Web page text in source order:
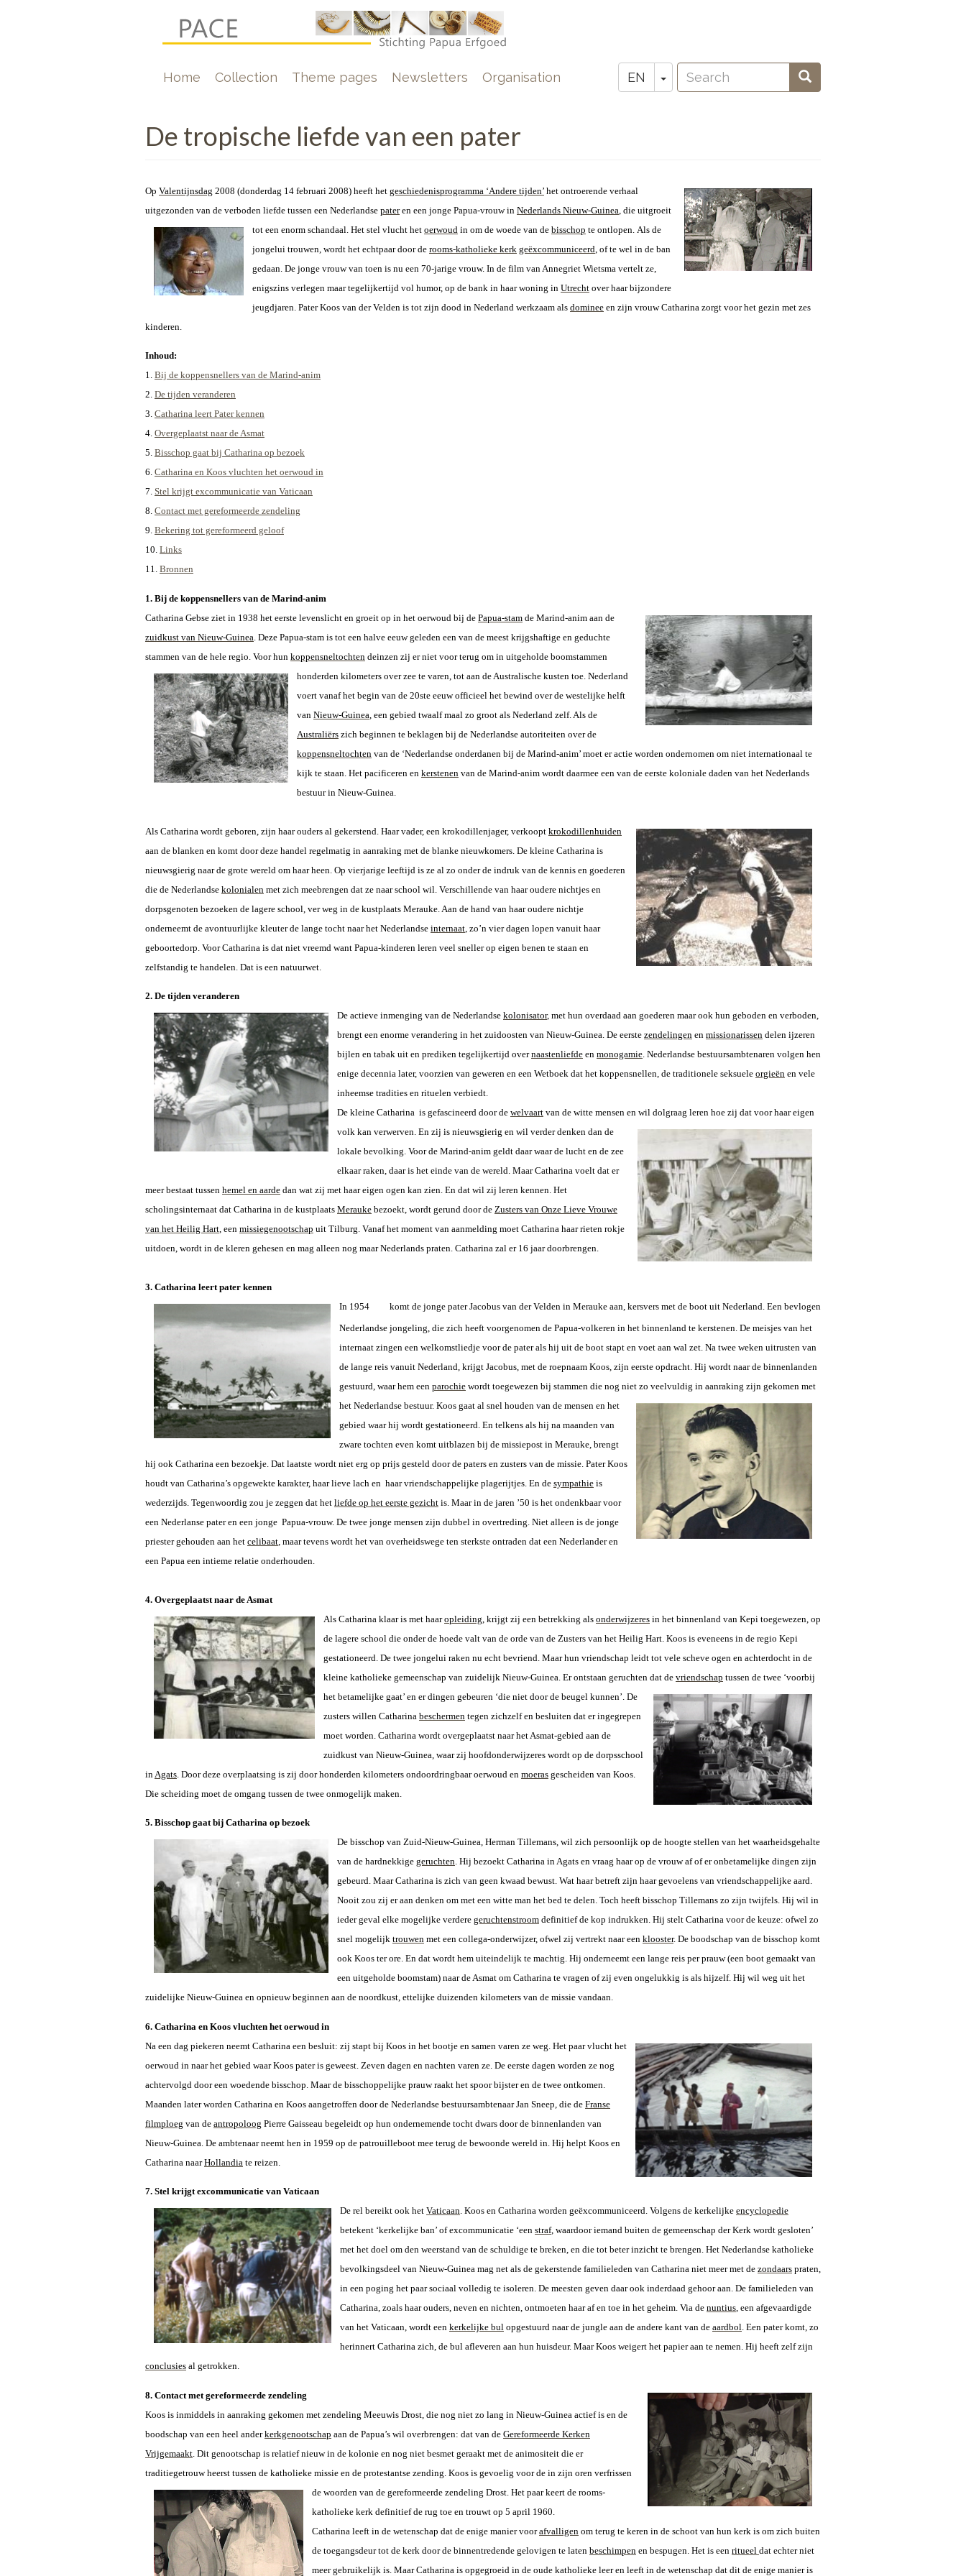
EN Toggle Dropdown
Zoeken
Search Search
Hoofdnavigatie
Home Collection Theme pages Newsletters Organisation
De tropische liefde van een pater
Op Valentijnsdag 2008 (donderdag 14 februari 2008) heeft het geschiedenisprogramma ‘Andere tijden’ het ontroerende verhaal
uitgezonden van de verboden liefde tussen een Nederlandse pateren een jonge Papua-vrouw in Nederlands Nieuw-Guinea , die uitgroeit
tot een enorm schandaal. Het stel vlucht het oerwoud in om de woede van de bisschop te ontlopen. Als de
jongelui trouwen, wordt het echtpaar door de rooms-katholieke kerk geëxcommuniceerd , of te wel in de ban
gedaan. De jonge vrouw van toen is nu een 70-jarige vrouw. In de film van Annegriet Wietsma vertelt ze,
enigszins verlegen maar tegelijkertijd vol humor, op de bank in haar woning in Utrecht over haar bijzondere
jeugdjaren. Pater Koos van der Velden is tot zijn dood in Nederland werkzaam als dominee en zijn vrouw Catharina zorgt voor het gezin met zes
kinderen.
Inhoud:
1. Bij de koppensnellers van de Marind-anim
2. De tijden veranderen
3. Catharina leert Pater kennen
4. Overgeplaatst naar de Asmat
5. Bisschop gaat bij Catharina op bezoek
6. Catharina en Koos vluchten het oerwoud in
7. Stel krijgt excommunicatie van Vaticaan
8. Contact met gereformeerde zendeling
9. Bekering tot gereformeerd geloof
10. Links
11. Bronnen
1. Bij de koppensnellers van de Marind-anim
Catharina Gebse ziet in 1938 het eerste levenslicht en groeit op in het oerwoud bij de Papua-stam de Marind-anim aan de
zuidkust van Nieuw-Guinea . Deze Papua-stam is tot een halve eeuw geleden een van de meest krijgshaftige en geduchte
stammen van de hele regio. Voor hun koppensneltochten deinzen zij er niet voor terug om in uitgeholde boomstammen
honderden kilometers over zee te varen, tot aan de Australische kusten toe. Nederland
voert vanaf het begin van de 20ste eeuw officieel het bewind over de westelijke helft
van Nieuw-Guinea , een gebied twaalf maal zo groot als Nederland zelf. Als de
Australiërs zich beginnen te beklagen bij de Nederlandse autoriteiten over de
koppensneltochten van de ‘Nederlandse onderdanen bij de Marind-anim’ moet er actie worden ondernomen om niet internationaal te
kijk te staan. Het pacificeren en kerstenen van de Marind-anim wordt daarmee een van de eerste koloniale daden van het Nederlands
bestuur in Nieuw-Guinea.
Als Catharina wordt geboren, zijn haar ouders al gekerstend. Haar vader, een krokodillenjager, verkoopt krokodillenhuiden
aan de blanken en komt door deze handel regelmatig in aanraking met de blanke nieuwkomers. De kleine Catharina is
nieuwsgierig naar de grote wereld om haar heen. Op vierjarige leeftijd is ze al zo onder de indruk van de kennis en goederen
die de Nederlandse kolonialen met zich meebrengen dat ze naar school wil. Verschillende van haar oudere nichtjes en
dorpsgenoten bezoeken de lagere school, ver weg in de kustplaats Merauke. Aan de hand van haar oudere nichtje
onderneemt de avontuurlijke kleuter de lange tocht naar het Nederlandse internaat , zo’n vier dagen lopen vanuit haar
geboortedorp. Voor Catharina is dat niet vreemd want Papua-kinderen leren veel sneller op eigen benen te staan en
zelfstandig te handelen. Dat is een natuurwet.
2. De tijden veranderen
De actieve inmenging van de Nederlandse kolonisator, met hun overdaad aan goederen maar ook hun geboden en verboden,
brengt een enorme verandering in het zuidoosten van Nieuw-Guinea. De eerste zendelingen en missionarissen delen ijzeren
bijlen en tabak uit en prediken tegelijkertijd overnaastenliefde en monogamie. Nederlandse bestuursambtenaren volgen hen
enige decennia later, voorzien van geweren en een Wetboek dat het koppensnellen, de traditionele seksuele orgieën en vele
inheemse tradities en rituelen verbiedt.
De kleine Catharina is gefascineerd door de welvaart van de witte mensen en wil dolgraag leren hoe zij dat voor haar eigen
volk kan verwerven. En zij is nieuwsgierig en wil verder denken dan de
lokale bevolking. Voor de Marind-anim geldt daar waar de lucht en de zee
elkaar raken, daar is het einde van de wereld. Maar Catharina voelt dat er
meer bestaat tussen hemel en aarde dan wat zij met haar eigen ogen kan zien. En dat wil zij leren kennen. Het
scholingsinternaat dat Catharina in de kustplaats Merauke bezoekt, wordt gerund door de Zusters van Onze Lieve Vrouwe
van het Heilig Hart, een missiegenootschap uit Tilburg. Vanaf het moment van aanmelding moet Catharina haar rieten rokje
uitdoen, wordt in de kleren gehesen en mag alleen nog maar Nederlands praten. Catharina zal er 16 jaar doorbrengen.
3. Catharina leert pater kennen
In 1954
komt de jonge pater Jacobus van der Velden in Merauke aan, kersvers met de boot uit Nederland. Een bevlogen
Nederlandse jongeling, die zich heeft voorgenomen de Papua-volkeren in het binnenland te kerstenen. De meisjes van het
internaat zingen een welkomstliedje voor de pater als hij uit de boot stapt en voet aan wal zet. Na twee weken uitrusten van
de lange reis vanuit Nederland, krijgt Jacobus, met de roepnaam Koos, zijn eerste opdracht. Hij wordt naar de binnenlanden
gestuurd, waar hem een parochie wordt toegewezen bij stammen die nog niet zo veelvuldig in aanraking zijn gekomen met
het Nederlandse bestuur. Koos gaat al snel houden van de mensen en het
gebied waar hij wordt gestationeerd. En telkens als hij na maanden van
zware tochten even komt uitblazen bij de missiepost in Merauke, brengt
hij ook Catharina een bezoekje. Dat laatste wordt niet erg op prijs gesteld door de paters en zusters van de missie. Pater Koos
houdt van Catharina’s opgewekte karakter, haar lieve lach en haar vriendschappelijke plagerijtjes. En de sympathie is
wederzijds. Tegenwoordig zou je zeggen dat het liefde op het eerste gezicht is. Maar in de jaren ’50 is het ondenkbaar voor
een Nederlanse pater en een jonge Papua-vrouw. De twee jonge mensen zijn dubbel in overtreding. Niet alleen is de jonge
priester gehouden aan het celibaat , maar tevens wordt het van overheidswege ten sterkste ontraden dat een Nederlander en
een Papua een intieme relatie onderhouden.
4. Overgeplaatst naar de Asmat
Als Catharina klaar is met haaropleiding , krijgt zij een betrekking als onderwijzeres in het binnenland van Kepi toegewezen, op
de lagere school die onder de hoede valt van de orde van de Zusters van het Heilig Hart. Koos is eveneens in de regio Kepi
gestationeerd. De twee jongelui raken nu echt bevriend. Maar hun vriendschap leidt tot vele scheve ogen en achterdocht in de
kleine katholieke gemeenschap van zuidelijk Nieuw-Guinea. Er ontstaan geruchten dat de vriendschap tussen de twee ‘voorbij
het betamelijke gaat’ en er dingen gebeuren ‘die niet door de beugel kunnen’. De
zusters willen Catharina beschermen tegen zichzelf en besluiten dat er ingegrepen
moet worden. Catharina wordt overgeplaatst naar het Asmat-gebied aan de
zuidkust van Nieuw-Guinea, waar zij hoofdonderwijzeres wordt op de dorpsschool
in Agats Door deze overplaatsing is zij door honderden kilometers ondoordringbaar oerwoud en moeras gescheiden van Koos.
Die scheiding moet de omgang tussen de twee onmogelijk maken.
5. Bisschop gaat bij Catharina op bezoek
De bisschop van Zuid-Nieuw-Guinea, Herman Tillemans, wil zich persoonlijk op de hoogte stellen van het waarheidsgehalte
van de hardnekkige geruchten. Hij bezoekt Catharina in Agats en vraag haar op de vrouw af of er onbetamelijke dingen zijn
gebeurd. Maar Catharina is zich van geen kwaad bewust. Wat haar betreft zijn haar gevoelens van vriendschappelijke aard.
Nooit zou zij er aan denken om met een witte man het bed te delen. Toch heeft bisschop Tillemans zo zijn twijfels. Hij wil in
ieder geval elke mogelijke verdere geruchtenstroom definitief de kop indrukken. Hij stelt Catharina voor de keuze: ofwel zo
snel mogelijk trouwen met een collega-onderwijzer, ofwel zij vertrekt naar een klooster. De boodschap van de bisschop komt
ook Koos ter ore. En dat wordt hem uiteindelijk te machtig. Hij onderneemt een lange reis per prauw (een boot gemaakt van
een uitgeholde boomstam) naar de Asmat om Catharina te vragen of zij even ongelukkig is als hijzelf. Hij wil weg uit het
zuidelijke Nieuw-Guinea en opnieuw beginnen aan de noordkust, ettelijke duizenden kilometers van de missie vandaan.
6. Catharina en Koos vluchten het oerwoud in
Na een dag piekeren neemt Catharina een besluit: zij stapt bij Koos in het bootje en samen varen ze weg. Het paar vlucht het
oerwoud in naar het gebied waar Koos pater is geweest. Zeven dagen en nachten varen ze. De eerste dagen worden ze nog
achtervolgd door een woedende bisschop. Maar de bisschoppelijke prauw raakt het spoor bijster en de twee ontkomen.
Maanden later worden Catharina en Koos aangetroffen door de Nederlandse bestuursambtenaar Jan Sneep, die de Franse
filmploeg van de antropoloog Pierre Gaisseau begeleidt op hun ondernemende tocht dwars door de binnenlanden van
Nieuw-Guinea. De ambtenaar neemt hen in 1959 op de patrouilleboot mee terug de bewoonde wereld in. Hij helpt Koos en
Catharina naarHollandia te reizen.
7. Stel krijgt excommunicatie van Vaticaan
De rel bereikt ook het Vaticaan. Koos en Catharina worden geëxcommuniceerd. Volgens de kerkelijke encyclopedie
betekent ‘kerkelijke ban’ of excommunicatie ‘een straf, waardoor iemand buiten de gemeenschap der Kerk wordt gesloten’
met het doel om den weerstand van de schuldige te breken, en die tot beter inzicht te brengen. Het Nederlandse katholieke
bevolkingsdeel van Nieuw-Guinea mag net als de gekerstende familieleden van Catharina niet meer met de zondaars praten,
in een poging het paar sociaal volledig te isoleren. De meesten geven daar ook inderdaad gehoor aan. De familieleden van
Catharina, zoals haar ouders, neven en nichten, ontmoeten haar af en toe in het geheim. Via de nuntius, een afgevaardigde
van het Vaticaan, wordt een kerkelijke bul opgestuurd naar de jungle aan de andere kant van de aardbol. Een pater komt, zo
herinnert Catharina zich, de bul afleveren aan hun huisdeur. Maar Koos weigert het papier aan te nemen. Hij heeft zelf zijn
conclusies al getrokken.
8. Contact met gereformeerde zendeling
Koos is inmiddels in aanraking gekomen met zendeling Meeuwis Drost, die nog niet zo lang in Nieuw-Guinea actief is en de
boodschap van een heel anderkerkgenootschap aan de Papua’s wil overbrengen: dat van de Gereformeerde Kerken
Vrijgemaakt . Dit genootschap is relatief nieuw in de kolonie en nog niet besmet geraakt met de animositeit die er
traditiegetrouw heerst tussen de katholieke missie en de protestantse zending. Koos is gevoelig voor de in zijn oren verfrissen
de woorden van de gereformeerde zendeling Drost. Het paar keert de rooms-
katholieke kerk definitief de rug toe en trouwt op 5 april 1960
Catharina leeft in de wetenschap dat de enige manier voorafvalligen om terug te keren in de schoot van hun kerk is om zich buiten
de toegangsdeur tot de kerk door de binnentredende gelovigen te laten beschimpen en bespugen. Het is een ritueel dat echter niet
meer gebruikelijk is. Maar Catharina is opgegroeid in de oude katholieke leer en leeft in de wetenschap dat dit de enige manier is